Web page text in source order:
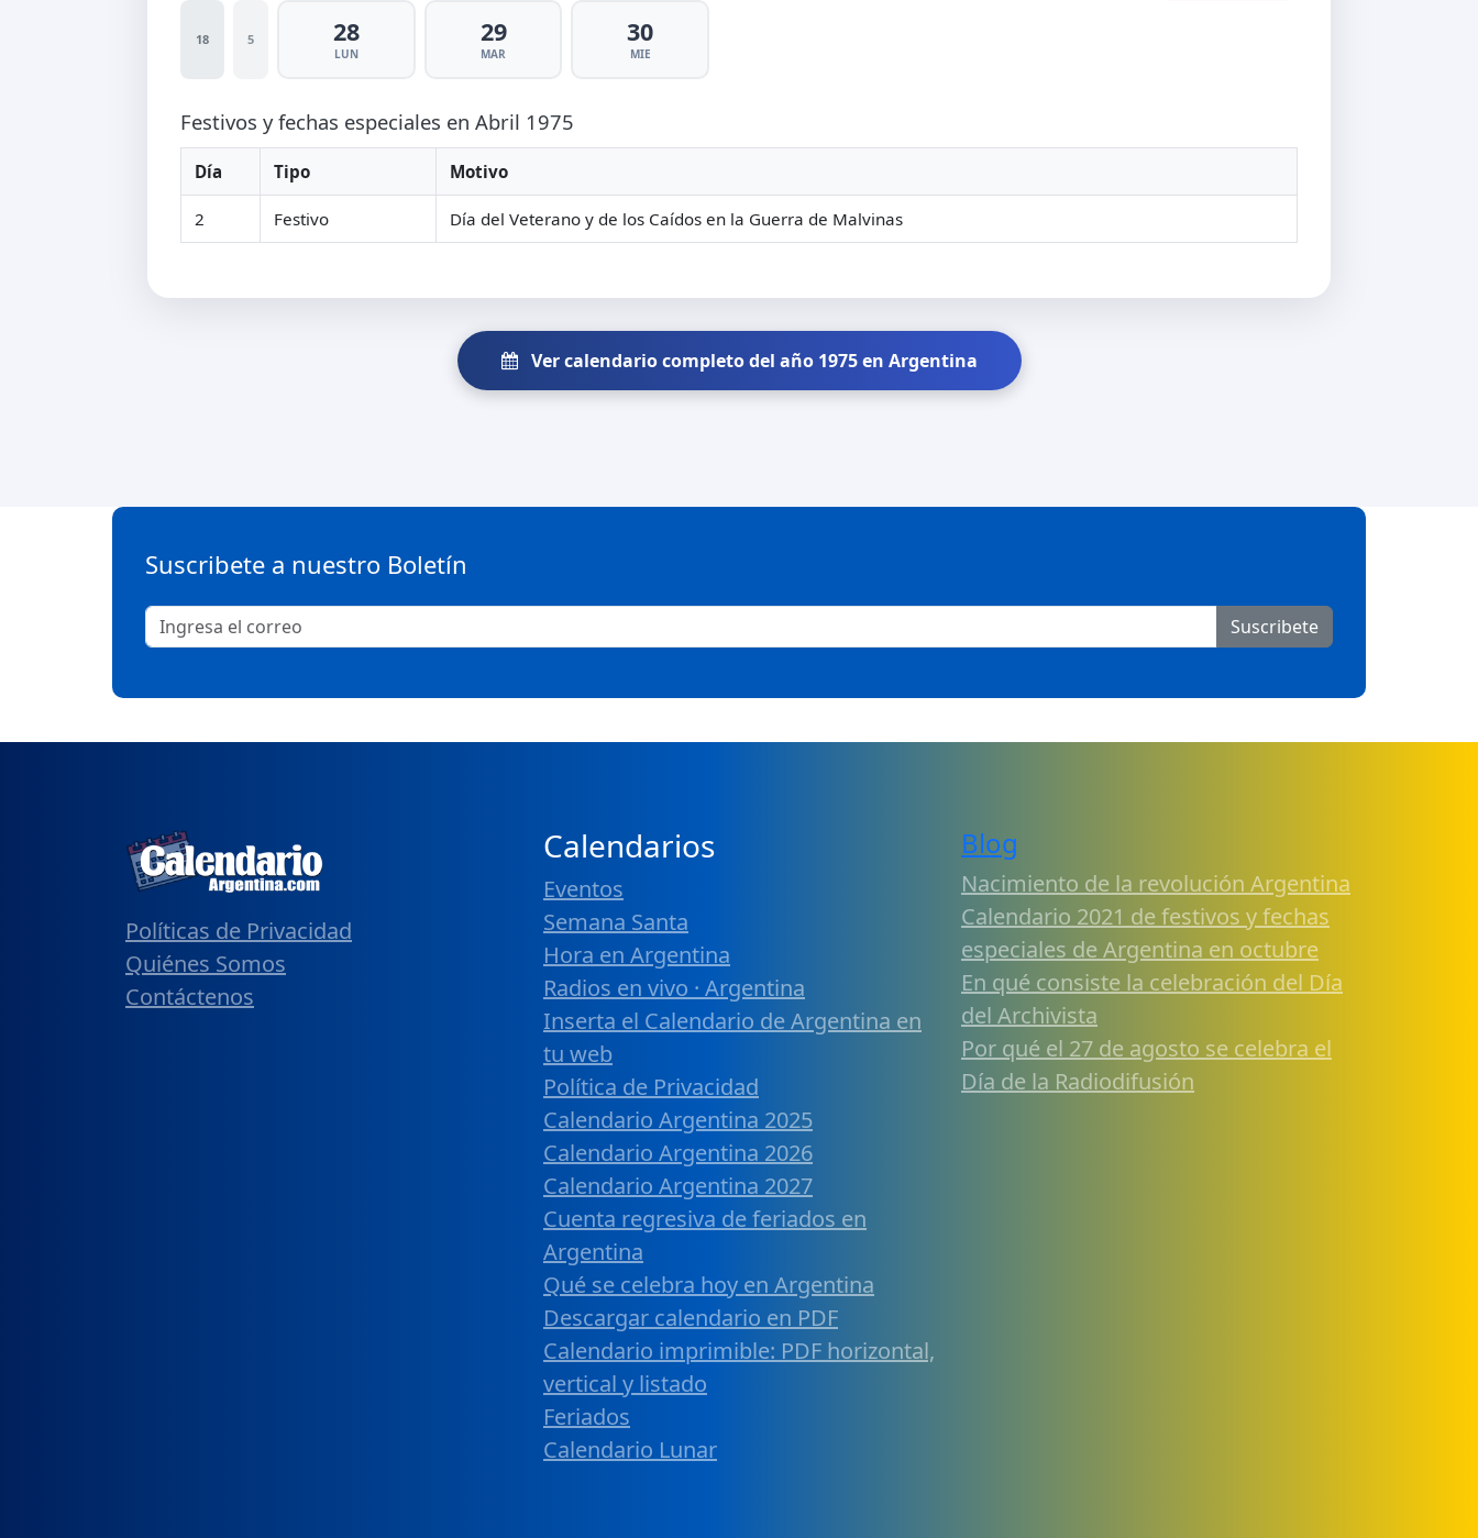
18 5 28
LUN
29
MAR
30
MIE
Festivos y fechas especiales en Abril 1975
Día Tipo Motivo
2 Festivo Día del Veterano y de los Caídos en la Guerra de Malvinas
Ver calendario completo del año 1975 en Argentina
Suscribete a nuestro Boletín
Suscribete
Políticas de Privacidad
Quiénes Somos
Contáctenos
Calendarios
Eventos
Semana Santa
Hora en Argentina
Radios en vivo · Argentina
Inserta el Calendario de Argentina en
tu web
Política de Privacidad
Calendario Argentina 2025
Calendario Argentina 2026
Calendario Argentina 2027
Cuenta regresiva de feriados en
Argentina
Qué se celebra hoy en Argentina
Descargar calendario en PDF
Calendario imprimible: PDF horizontal,
vertical y listado
Feriados
Calendario Lunar
Blog
Nacimiento de la revolución Argentina
Calendario 2021 de festivos y fechas
especiales de Argentina en octubre
En qué consiste la celebración del Día
del Archivista
Por qué el 27 de agosto se celebra el
Día de la Radiodifusión